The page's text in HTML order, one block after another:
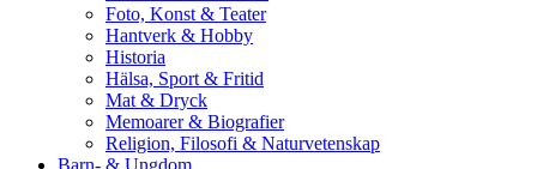
Foto, Konst & Teater
Hantverk & Hobby
Historia
Hälsa, Sport & Fritid
Mat & Dryck
Memoarer & Biografier
Religion, Filosofi & Naturvetenskap
Barn- & Ungdom